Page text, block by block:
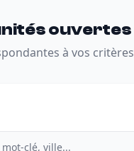
ouvertes
à vos critères